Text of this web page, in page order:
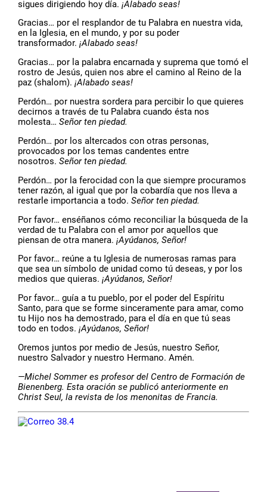
sigues dirigiendo hoy día.¡Alabado seas!
Gracias… por el resplandor de tu Palabra en nuestra vida,
en la Iglesia, en el mundo, y por su poder
transformador.¡Alabado seas!
Gracias… por la palabra encarnada y suprema que tomó el
rostro de Jesús, quien nos abre el camino al Reino de la
paz (shalom).¡Alabado seas!
Perdón… por nuestra sordera para percibir lo que quieres
decirnos a través de tu Palabra cuando ésta nos
molesta…Señor ten piedad.
Perdón… por los altercados con otras personas,
provocados por los temas candentes entre
nosotros.Señor ten piedad.
Perdón… por la ferocidad con la que siempre procuramos
tener razón, al igual que por la cobardía que nos lleva a
restarle importancia a todo.Señor ten piedad.
Por favor… enséñanos cómo reconciliar la búsqueda de la
verdad de tu Palabra con el amor por aquellos que
piensan de otra manera.¡Ayúdanos, Señor!
Por favor… reúne a tu Iglesia de numerosas ramas para
que sea un símbolo de unidad como tú deseas, y por los
medios que quieras.¡Ayúdanos, Señor!
Por favor… guía a tu pueblo, por el poder del Espíritu
Santo, para que se forme sinceramente para amar, como
tu Hijo nos ha demostrado, para el día en que tú seas
todo en todos.¡Ayúdanos, Señor!
Oremos juntos por medio de Jesús, nuestro Señor,
nuestro Salvador y nuestro Hermano. Amén.
—Michel Sommer es profesor del Centro de Formación de
Bienenberg. Esta oración se publicó anteriormente en
Christ Seul, la revista de los menonitas de Francia.